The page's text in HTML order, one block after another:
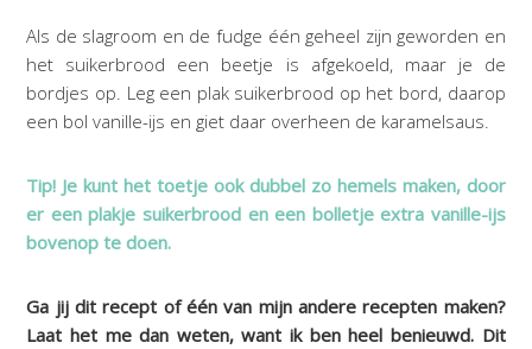
Als de slagroom en de fudge één geheel zijn geworden en
het suikerbrood een beetje is afgekoeld, maar je de
bordjes op. Leg een plak suikerbrood op het bord, daarop
een bol vanille-ijs en giet daar overheen de karamelsaus.
Tip! Je kunt het toetje ook dubbel zo hemels maken, door
er een plakje suikerbrood en een bolletje extra vanille-ijs
bovenop te doen.
Ga jij dit recept of één van mijn andere recepten maken?
Laat het me dan weten, want ik ben heel benieuwd. Dit